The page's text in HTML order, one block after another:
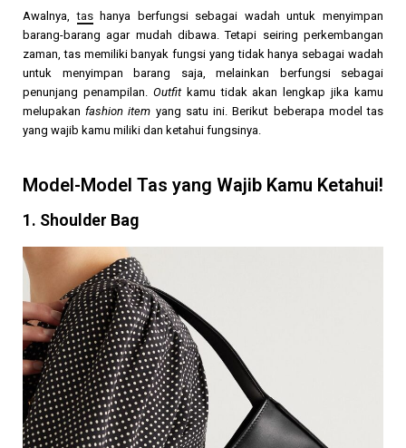
Awalnya,tashanya berfungsi sebagai wadah untuk menyimpan
barang-barang agar mudah dibawa. Tetapi seiring perkembangan
zaman, tas memiliki banyak fungsi yang tidak hanya sebagai wadah
untuk menyimpan barang saja, melainkan berfungsi sebagai
penunjang penampilan. Outfitkamu tidak akan lengkap jika kamu
melupakanfashion item yang satu ini. Berikut beberapa model tas
yang wajib kamu miliki dan ketahui fungsinya.
Model-Model Tas yang Wajib Kamu Ketahui!
1. Shoulder Bag